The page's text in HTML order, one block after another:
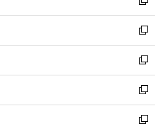
開
く
ウ
で
開
く
ン
ド
ウ
で
開
く
い
ウ
ィ
ン
ド
ウ
で
開
く
新
し
い
ウ
ィ
ン
ド
ウ
で
新
し
い
ウ
ィ
ン
ド
新
し
い
ウ
ィ
新
し
い
新